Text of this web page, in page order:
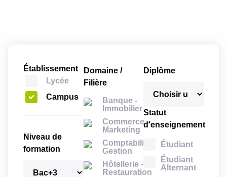
Établissement
Lycée
Campus
Niveau de
formation
Domaine /
Filière
Banque -
Immobilier
Commerce -
Marketing
Comptabilité -
Gestion
Hôtellerie -
Restauration
Diplôme
Statut
d'enseignement
Étudiant
Étudiant
Alternant